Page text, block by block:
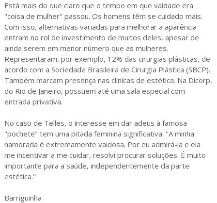
Está mais do que claro que o tempo em que vaidade era
"coisa de mulher" passou. Os homens têm se cuidado mais.
Com isso, alternativas variadas para melhorar a aparência
entram no rol de investimento de muitos deles, apesar de
ainda serem em menor número que as mulheres.
Representaram, por exemplo, 12% das cirurgias plásticas, de
acordo com a Sociedade Brasileira de Cirurgia Plástica (SBCP).
Também marcam presença nas clínicas de estética. Na Dicorp,
do Rio de Janeiro, possuem até uma sala especial com
entrada privativa.
No caso de Telles, o interesse em dar adeus à famosa
"pochete" tem uma pitada feminina significativa. "A minha
namorada é extremamente vaidosa. Por eu admirá-la e ela
me incentivar a me cuidar, resolvi procurar soluções. É muito
importante para a saúde, independentemente da parte
estética."
Barriguinha